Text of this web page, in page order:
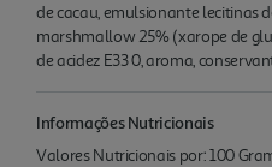
de cacau, emulsionante lecitinas
marshmallow 25% (xarope de
de acidez E33 0, aroma,
Informações Nutricionais
Valores Nutricionais por: 100